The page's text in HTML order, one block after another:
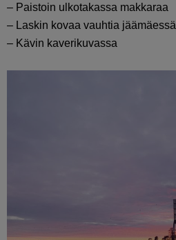
– Paistoin ulkotakassa makkaraa
– Laskin kovaa vauhtia jäämäessä
– Kävin kaverikuvassa